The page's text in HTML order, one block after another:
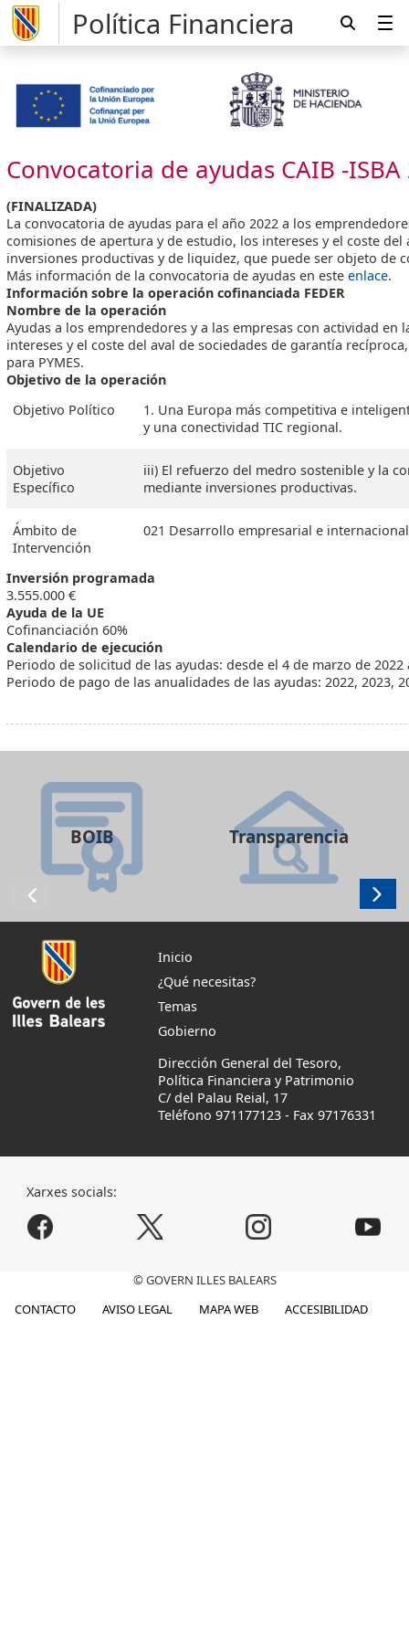
Política Financiera
Convocatoria de ayudas CAIB -
(FINALIZADA)
La convocatoria de ayudas para el año 2022 a los
comisiones de apertura y de estudio, los intereses y el coste
inversiones productivas y de liquidez, que puede ser objeto de
Más información de la convocatoria de ayudas en este enlace.
Información sobre la operación cofinanciada FEDER
Nombre de la operación
Ayudas a los emprendedores y a las empresas con actividad
intereses y el coste del aval de sociedades de garantía
para PYMES.
Objetivo de la operación
Objetivo Político
1. Una Europa más competitiva e
y una conectividad TIC regional.
Objetivo
Específico
iii) El refuerzo del medro sostenible y la
mediante inversiones productivas.
Ámbito de
Intervención
021 Desarrollo empresarial e
Inversión programada
3.555.000 €
Ayuda de la UE
Cofinanciación 60%
Calendario de ejecución
Periodo de solicitud de las ayudas: desde el 4 de marzo de
Periodo de pago de las anualidades de las ayudas: 2022, 2023,
BOIB Transparencia
Inicio
¿Qué necesitas?
Temas
Gobierno
Dirección General del Tesoro,
Política Financiera y Patrimonio
C/ del Palau Reial, 17
Teléfono 971177123 - Fax 97176331
Xarxes socials:
© GOVERN ILLES BALEARS
CONTACTO
AVISO LEGAL MAPA WEB ACCESIBILIDAD